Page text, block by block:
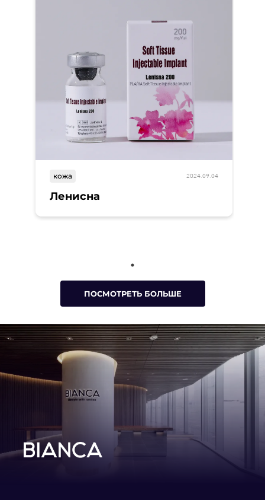
кожа 2024.09.04
Ленисна
ПОСМОТРЕТЬ БОЛЬШЕ